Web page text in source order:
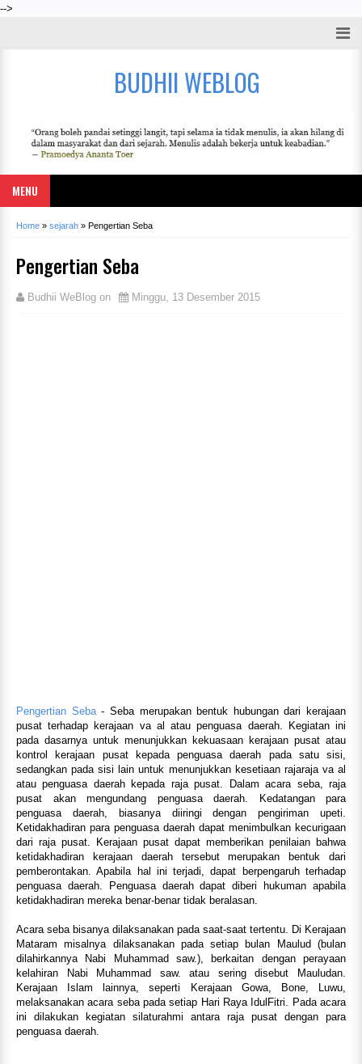
-->
BUDHII WEBLOG
MENU
Home » sejarah » Pengertian Seba
Pengertian Seba
Budhii WeBlog on Minggu, 13 Desember 2015
Pengertian Seba- Seba merupakan bentuk hubungan dari kerajaan
pusat terhadap kerajaan va al atau penguasa daerah. Kegiatan ini
pada dasarnya untuk menunjukkan kekuasaan kerajaan pusat atau
kontrol kerajaan pusat kepada penguasa daerah pada satu sisi,
sedangkan pada sisi lain untuk menunjukkan kesetiaan rajaraja va al
atau penguasa daerah kepada raja pusat. Dalam acara seba, raja
pusat akan mengundang penguasa daerah. Kedatangan para
penguasa daerah, biasanya diiringi dengan pengiriman upeti.
Ketidakhadiran para penguasa daerah dapat menimbulkan kecurigaan
dari raja pusat. Kerajaan pusat dapat memberikan penilaian bahwa
ketidakhadiran kerajaan daerah tersebut merupakan bentuk dari
pemberontakan. Apabila hal ini terjadi, dapat berpengaruh terhadap
penguasa daerah. Penguasa daerah dapat diberi hukuman apabila
ketidakhadiran mereka benar-benar tidak beralasan.
Acara seba bisanya dilaksanakan pada saat-saat tertentu. Di Kerajaan
Mataram misalnya dilaksanakan pada setiap bulan Maulud (bulan
dilahirkannya Nabi Muhammad saw.), berkaitan dengan perayaan
kelahiran Nabi Muhammad saw. atau sering disebut Mauludan.
Kerajaan Islam lainnya, seperti Kerajaan Gowa, Bone, Luwu,
melaksanakan acara seba pada setiap Hari Raya IdulFitri. Pada acara
ini dilakukan kegiatan silaturahmi antara raja pusat dengan para
penguasa daerah.